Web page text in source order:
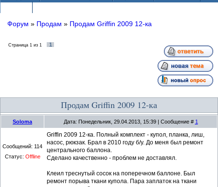
Форум » Продам » Продам Griffin 2009 12-ка
Страница 1 из 1 1
Продам Griffin 2009 12-ка
Soloma Дата: Понедельник, 29.04.2013, 15:39 | Сообщение # 1
Сообщений: 114
Статус: Offline
Griffin 2009 12-ка. Полный комплект - купол, планка, лиш,
насос, рюкзак. Брал в 2010 году б/у. До меня был ремонт
центрального баллона.
Сделано качественно - проблем не доставлял.
Клеил треснутый сосок на поперечном баллоне. Был
ремонт порыва ткани купола. Пара заплаток на ткани